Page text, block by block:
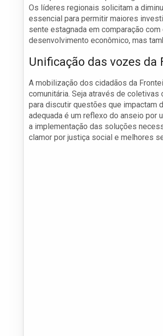
Os líderes regionais solicitam a
essencial para permitir maiores
sente estagnada em comparação
desenvolvimento econômico, mas
Unificação das vozes
A mobilização dos cidadãos da
comunitária. Seja através de
para discutir questões que impactam
adequada é um reflexo do anseio por
a implementação das soluções
clamor por justiça social e melhores